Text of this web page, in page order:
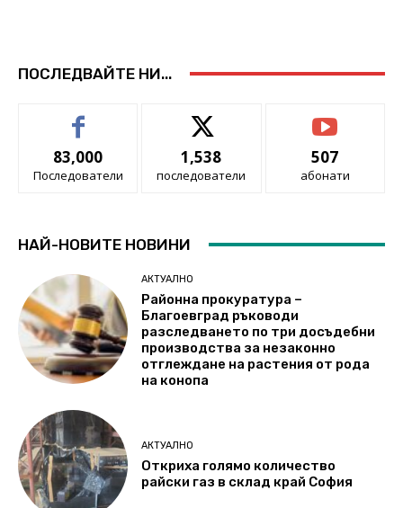
ПОСЛЕДВАЙТЕ НИ...
83,000
Последователи
1,538
последователи
507
абонати
НАЙ-НОВИТЕ НОВИНИ
АКТУАЛНО
Районна прокуратура –
Благоевград ръководи
разследването по три досъдебни
производства за незаконно
отглеждане на растения от рода
на конопа
АКТУАЛНО
Откриха голямо количество
райски газ в склад край София